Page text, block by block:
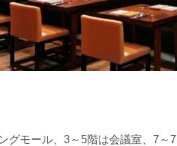
グモール、3～5階は会議室、7～